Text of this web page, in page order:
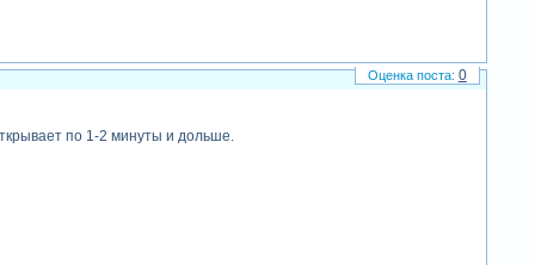
по 1-2 минуты и дольше.
0